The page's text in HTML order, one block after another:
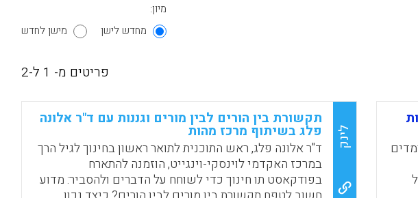
מיון:
מחדש לישן
מישן לחדש
פריטים מ- 1 ל-2
לינק
תקשורת בין הורים לבין מורים וגננות עם ד"ר אלונה
פלג בשיתוף מרכז מהות
ד"ר אלונה פלג, ראש התוכנית לתואר ראשון בחינוך לגיל הרך
במרכז האקדמי לוינסקי-וינגייט, הוזמנה להתארח
בפודקאסט תו חינוך כדי לשוחח על הדברים ולהסביר: מדוע